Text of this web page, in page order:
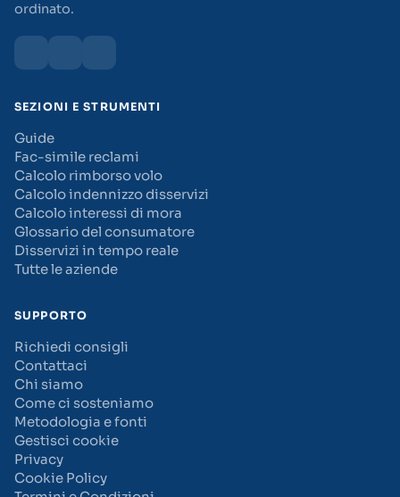
ordinato.
SEZIONI E STRUMENTI
Guide
Fac-simile reclami
Calcolo rimborso volo
Calcolo indennizzo disservizi
Calcolo interessi di mora
Glossario del consumatore
Disservizi in tempo reale
Tutte le aziende
SUPPORTO
Richiedi consigli
Contattaci
Chi siamo
Come ci sosteniamo
Metodologia e fonti
Gestisci cookie
Privacy
Cookie Policy